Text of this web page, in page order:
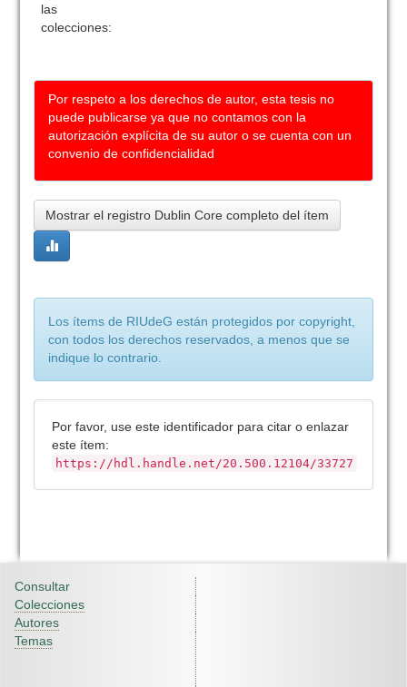
las
colecciones:
Por respeto a los derechos de autor, esta tesis no
puede publicarse ya que no contamos con la
autorización explícita de su autor o se cuenta con un
convenio de confidencialidad
Mostrar el registro Dublin Core completo del ítem
Los ítems de RIUdeG están protegidos por copyright,
con todos los derechos reservados, a menos que se
indique lo contrario.
Por favor, use este identificador para citar o enlazar
este ítem:
https://hdl.handle.net/20.500.12104/33727
Consultar
Colecciones
Autores
Temas